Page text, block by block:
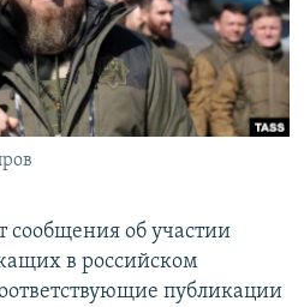
об участии
в российском
публикации